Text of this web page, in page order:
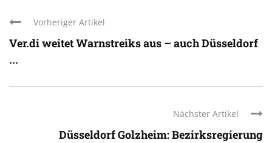
Vorheriger Artikel
Ver.di weitet Warnstreiks aus – auch Düsseldorf
...
Nächster Artikel
Düsseldorf Golzheim: Bezirksregierung